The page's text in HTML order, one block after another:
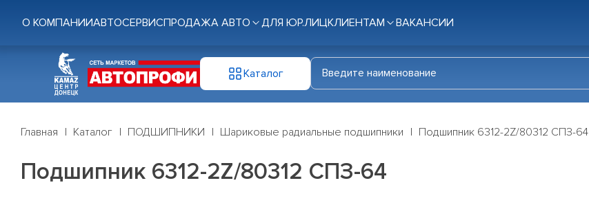
О КОМПАНИИАВТОСЕРВИСПРОДАЖА АВТО ДЛЯ ЮР.ЛИЦКЛИЕНТАМ ВАКАНСИИ
Каталог
Главная Каталог ПОДШИПНИКИ Шариковые радиальные подшипники Подшипник 6312-2Z/80312 СПЗ-64
Подшипник 6312-2Z/80312 СПЗ-64